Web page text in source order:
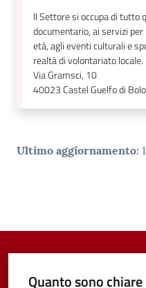
Il Settore si occupa di tutto
documentario, ai servizi
età, agli eventi culturali e
realtà di volontariato locale.
Via Gramsci, 10
40023Castel Guelfo di
Ultimo aggiornamento:
Quanto sono